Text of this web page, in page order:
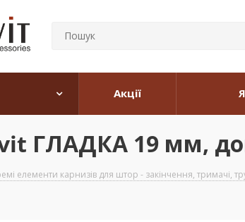
Акції
ГЛАДКА 19 мм,
елементи карнизів для штор - закінчення, тримачі,